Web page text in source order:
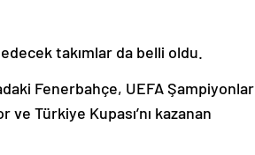
takımlar da belli oldu.
Fenerbahçe, UEFA Şampiyonlar
Türkiye Kupası’nı kazanan